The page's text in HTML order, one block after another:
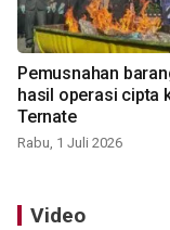
Pemusnahan
hasil operasi cipta
Ternate
Rabu, 1 Juli 2026
Video